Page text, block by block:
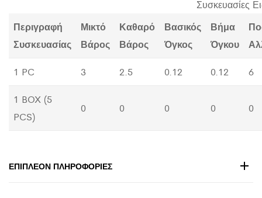
Συσκευασίες
Περιγραφή
Συσκευασίας
Μικτό
Βάρος
Καθαρό
Βάρος
Βασικός
Όγκος
Βήμα
Όγκου
1 PC 3 2.5 0.12 0.12 6
1 BOX (5
PCS)
0 0 0 0 0
ΕΠΙΠΛΈΟΝ ΠΛΗΡΟΦΟΡΊΕΣ